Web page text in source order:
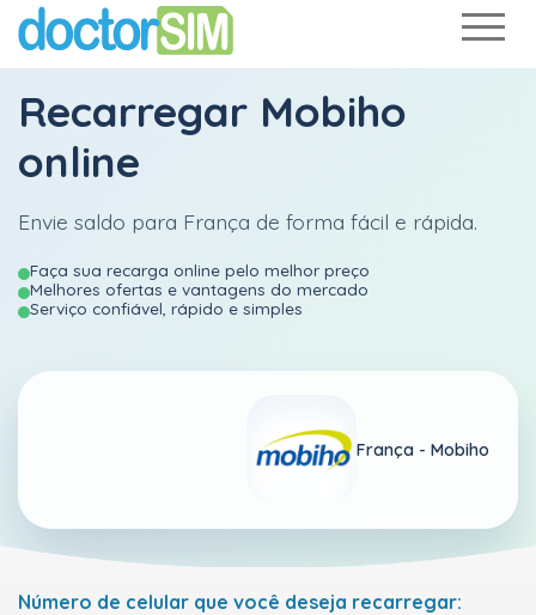
Recarregar Mobiho
online
Envie saldo para França de forma fácil e rápida.
Faça sua recarga online pelo melhor preço
Melhores ofertas e vantagens do mercado
Serviço confiável, rápido e simples
França - Mobiho
Número de celular que você deseja recarregar: